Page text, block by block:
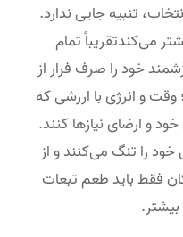
تنبیه جایی ندارد.
می‌کندتقریباً تمام
خود را صرف فرار از
وقت و انرژی با ارزشی که
و ارضای نیازها کنند.
را تنگ می‌کنند و از
فقط باید طعم تبعات